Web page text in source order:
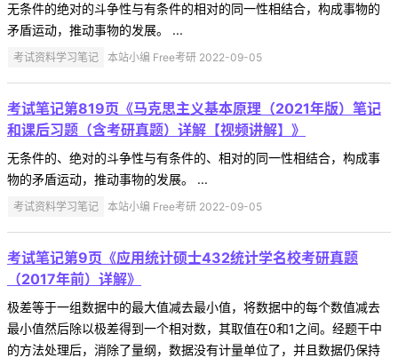
无条件的绝对的斗争性与有条件的相对的同一性相结合，构成事物的
矛盾运动，推动事物的发展。 ...
考试资料学习笔记 本站小编 Free考研 2022-09-05
考试笔记第819页《马克思主义基本原理（2021年版）笔记
和课后习题（含考研真题）详解【视频讲解】》
无条件的、绝对的斗争性与有条件的、相对的同一性相结合，构成事
物的矛盾运动，推动事物的发展。 ...
考试资料学习笔记 本站小编 Free考研 2022-09-05
考试笔记第9页《应用统计硕士432统计学名校考研真题
（2017年前）详解》
极差等于一组数据中的最大值减去最小值，将数据中的每个数值减去
最小值然后除以极差得到一个相对数，其取值在0和1之间。经题干中
的方法处理后，消除了量纲，数据没有计量单位了，并且数据仍保持